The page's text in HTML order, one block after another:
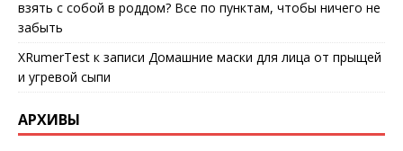
взять с собой в роддом? Все по пунктам, чтобы ничего не
забыть
XRumerTest к записи Домашние маски для лица от прыщей
и угревой сыпи
АРХИВЫ